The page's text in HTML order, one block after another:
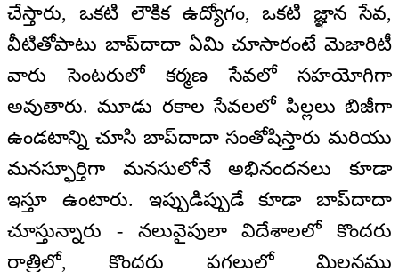
చేస్తారు, ఒకటి లౌకిక ఉద్యోగం, ఒకటి జ్ఞాన సేవ,
వీటితోపాటు బాప్‌దాదా ఏమి చూసారంటే మెజారిటీ
వారు సెంటరులో కర్మణ సేవలో సహయోగిగా
అవుతారు. మూడు రకాల సేవలలో పిల్లలు బిజీగా
ఉండటాన్ని చూసి బాప్‌దాదా సంతోషిస్తారు మరియు
మనస్ఫూర్తిగా మనసులోనే అభినందనలు కూడా
ఇస్తూ ఉంటారు. ఇప్పుడిప్పుడే కూడా బాప్‌దాదా
చూస్తున్నారు - నలువైపులా విదేశాలలో కొందరు
రాత్రిలో, కొందరు పగలులో మిలనము